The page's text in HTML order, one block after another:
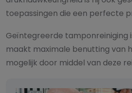
toepassingen die een perfecte
Geïntegreerde tamponreiniging
maakt maximale benutting van
mogelijk door middel van deze